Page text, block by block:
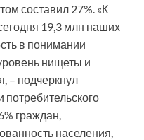
составил 27%. «К
19,3 млн наших
в понимании
нищеты и
– подчеркнул
потребительского
граждан,
населения,